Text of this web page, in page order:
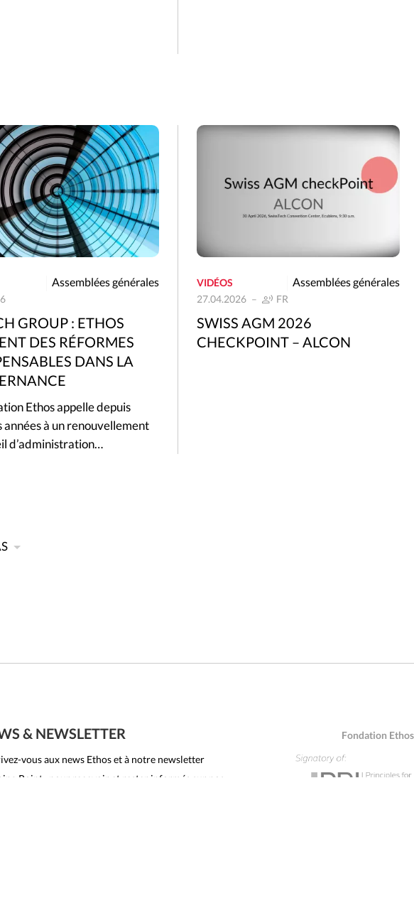
Assemblées générales
GROUP : ETHOS
DES RÉFORMES
DANS LA
Ethos appelle depuis
années à un renouvellement
d’administration…
VIDÉOS Assemblées générales
27.04.2026 FR
SWISS AGM 2026
CHECKPOINT – ALCON
& NEWSLETTER
vous aux news Ethos et à notre newsletter
Point» pour recevoir et rester informés sur nos
Fondation Ethos